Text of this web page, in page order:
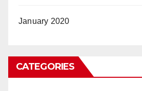
January 2020
CATEGORIES